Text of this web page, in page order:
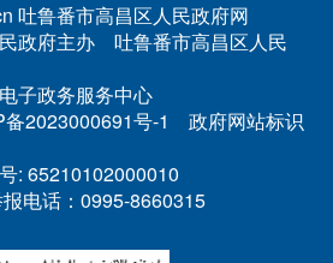
吐鲁番市高昌区人民政府网
政府主办 吐鲁番市高昌区人民
子政务服务中心
备2023000691号-1 政府网站标识
: 65210102000010
电话：0995-8660315